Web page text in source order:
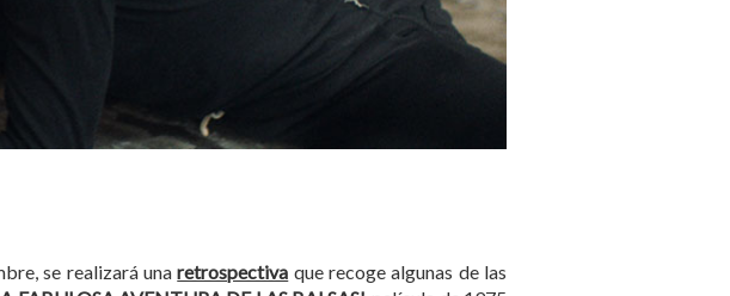
se realizará unaretrospectiva que recoge algunas de las